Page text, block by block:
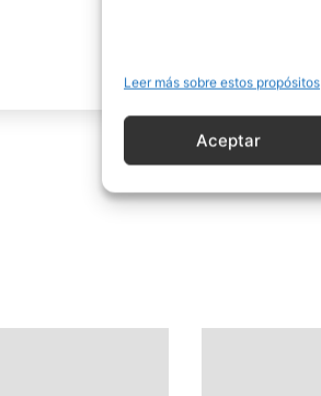
Leer más sobre estos propósitos
Aceptar